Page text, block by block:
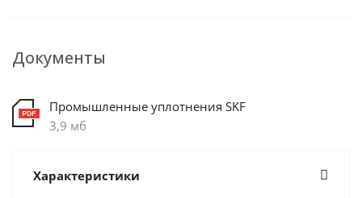
Документы
Промышленные уплотнения SKF
3,9 мб
Характеристики